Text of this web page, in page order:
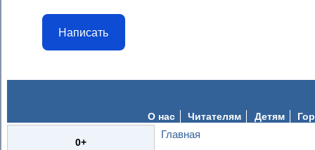
Написать
О нас Читателям Детям
0+ Вы здесь
Главная